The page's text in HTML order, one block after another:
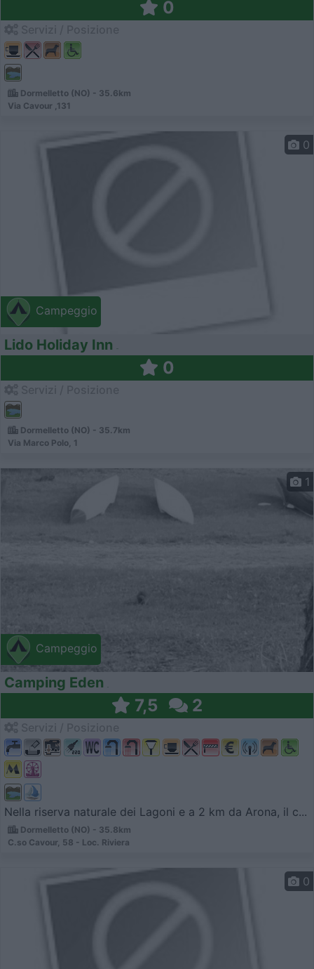
0
Dormelletto (NO) - 35.6km
Via Cavour ,131
Campeggio
0
Lido Holiday Inn
0
Dormelletto (NO) - 35.7km
Via Marco Polo, 1
Campeggio
1
Camping Eden
7,5 2
Nella riserva naturale dei Lagoni e a 2 km da Arona, il c...
Dormelletto (NO) - 35.8km
C.so Cavour, 58 - Loc. Riviera
0